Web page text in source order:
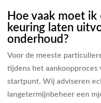
Hoe vaak moet
keuring laten
onderhoud?
Voor de meeste
tijdens het aankoopproces
startpunt. Wij adviseren
langetermijnbeheer een